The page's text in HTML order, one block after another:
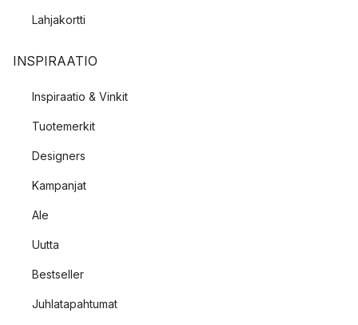
Lahjakortti
INSPIRAATIO
Inspiraatio & Vinkit
Tuotemerkit
Designers
Kampanjat
Ale
Uutta
Bestseller
Juhlatapahtumat